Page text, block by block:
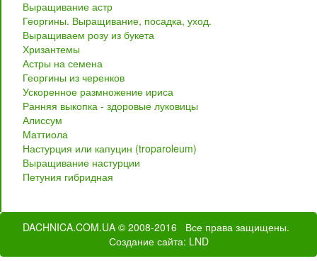
Выращивание астр
Георгины. Выращивание, посадка, уход.
Выращиваем розу из букета
Хризантемы
Астры на семена
Георгины из черенков
Ускоренное размножение ириса
Ранняя выкопка - здоровые луковицы
Алиссум
Маттиола
Настурция или капуцин (troparoleum)
Выращивание настурции
Петуния гибридная
DACHNICA.COM.UA © 2008-2016 Все права защищены.
Создание сайта: LND